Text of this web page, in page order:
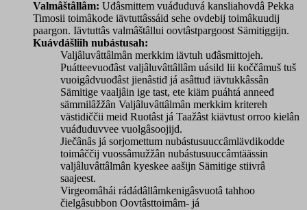
Valmâštâllâm: Uđâsmittem vuáđuduvá kansliahovdâ Pekka
Timosii toimâkode iävtuttâssáid sehe ovdebij toimâkuudij
paargon. Iävtuttâs valmâštâllui oovtâstpargoost Sämitiggijn.
Kuávdášliih nubástusah:
Valjâluvâttâlmân merkkim iävtuh uđâsmittojeh.
Puátteevuođâst valjâluvâttâllâm uásild lii koččâmuš tuš
vuoigâdvuođâst jienâstiđ já asâttuđ iävtukkâssân
Sämitige vaaljâin ige tast, ete kiäm puáhtá anneeđ
sämmilâžžân Valjâluvâttâlmân merkkim kritereh
västidiččii meid Ruotâst já Taažâst kiävtust orroo kielân
vuáđuduvvee vuolgâsoojijd.
Jiečânâs já sorjomettum nubástusuuccâmlävdikodde
toimâččij vuossâmužžân nubástusuuccâmtäässin
valjâluvâttâlmân kyeskee aašijn Sämitige stiivrâ
saajeest.
Virgeomâhái ráđádâllâmkenigâsvuotâ tahhoo
čielgâsubbon Oovtâsttoimâm- já